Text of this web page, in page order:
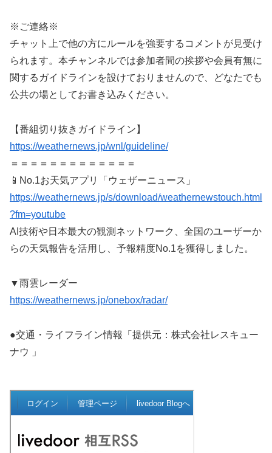
※ご連絡※
チャット上で他の方にルールを強要するコメントが見受け
られます。本チャンネルでは参加者間の挨拶や会員有無に
関するガイドラインを設けておりませんので、どなたでも
公共の場としてお書き込みください。
【番組切り抜きガイドライン】
https://weathernews.jp/wnl/guideline/
＝＝＝＝＝＝＝＝＝＝＝＝＝
📱No.1お天気アプリ「ウェザーニュース」
https://weathernews.jp/s/download/weathernewstouch.html
?fm=youtube
AI技術や日本最大の観測ネットワーク、全国のユーザーか
らの天気報告を活用し、予報精度No.1を獲得しました。
▼雨雲レーダー
https://weathernews.jp/onebox/radar/
●交通・ライフライン情報「提供元：株式会社レスキュー
ナウ 」